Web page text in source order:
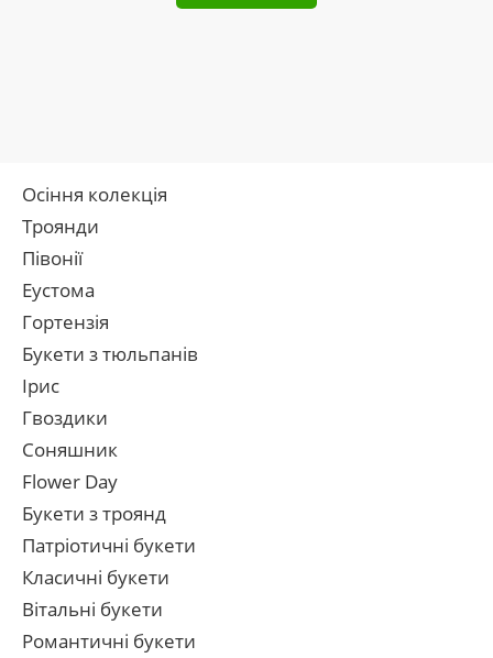
Осіння колекція
Троянди
Півонії
Еустома
Гортензія
Букети з тюльпанів
Ірис
Гвоздики
Соняшник
Flower Day
Букети з троянд
Патріотичні букети
Класичні букети
Вітальні букети
Романтичні букети